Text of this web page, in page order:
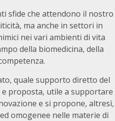
sfide che attendono il nostro
ma anche in settori in
nei vari ambienti di vita
della biomedicina, della
quale supporto diretto del
proposta, utile a supportare
e si propone, altresì,
omogenee nelle materie di